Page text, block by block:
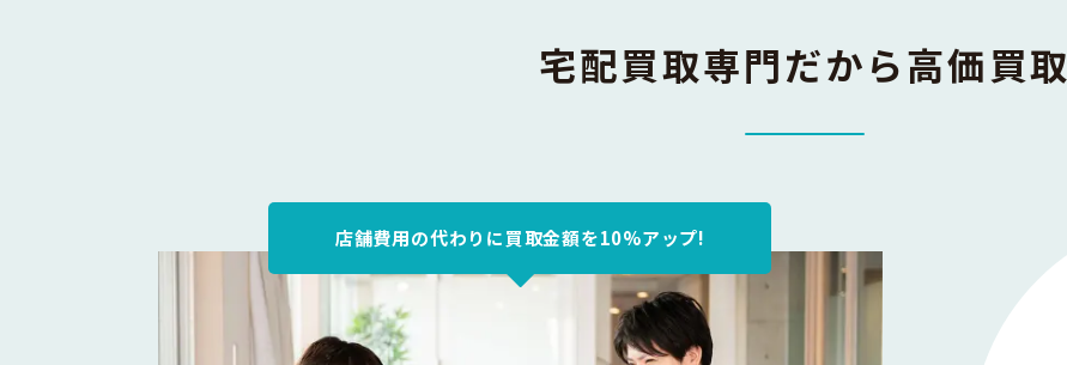
宅配買取専門だから高価買取
店舗費用の代わりに買取金額を10%アップ!